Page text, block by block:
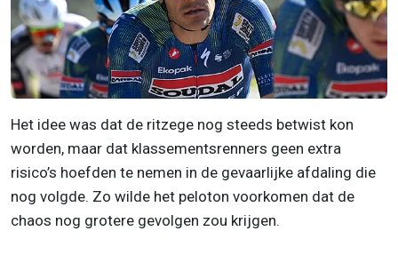
Het idee was dat de ritzege nog steeds betwist kon
worden, maar dat klassementsrenners geen extra
risico’s hoefden te nemen in de gevaarlijke afdaling die
nog volgde. Zo wilde het peloton voorkomen dat de
chaos nog grotere gevolgen zou krijgen.